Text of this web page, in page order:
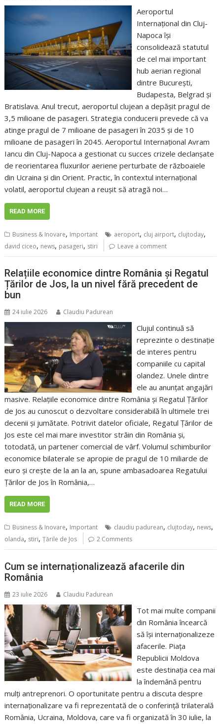
Aeroportul
Internațional din Cluj-
Napoca își
consolidează statutul
de cel mai important
hub aerian regional
dintre București,
Budapesta, Belgrad și
Bratislava. Anul trecut, aeroportul clujean a depășit pragul de
3,5 milioane de pasageri. Strategia conducerii prevede că va
atinge pragul de 7 milioane de pasageri în 2035 și de 10
milioane de pasageri în 2045. Aeroportul Internațional Avram
Iancu din Cluj-Napoca a gestionat cu succes crizele declanșate
de reorientarea fluxurilor aeriene perturbate de războaiele
din Ucraina și din Orient. Practic, în contextul internațional
volatil, aeroportul clujean a reușit să atragă noi…
READ MORE
Business & Inovare, Important aeroport, cluj airport, clujtoday,
david ciceo, news, pasageri, stiri Leave a comment
Relațiile economice dintre România și Regatul
Țărilor de Jos, la un nivel fără precedent de
bun
24 iulie 2026 Claudiu Padurean
Clujul continuă să
reprezinte o destinație
de interes pentru
companiile cu capital
olandez. Unele dintre
ele au anunțat angajări
masive. Relațiile economice dintre România și Regatul Țărilor
de Jos au cunoscut o dezvoltare considerabilă în ultimele trei
decenii și jumătate. Potrivit datelor oficiale, Regatul Țărilor de
Jos este cel mai mare investitor străin din România și,
totodată, un partener comercial de vârf. Volumul schimburilor
economice bilaterale se apropie de pragul de 10 miliarde de
euro și crește de la an la an, spune ambasadoarea Regatului
Țărilor de Jos în România,…
READ MORE
Business & Inovare, Important claudiu padurean, clujtoday, news,
olanda, stiri,Țările de Jos 2 Comments
Cum se internaționalizează afacerile din
România
23 iulie 2026 Claudiu Padurean
Tot mai multe companii
din România încearcă
să își internaționalizeze
afacerile. Piața
Republicii Moldova
este destinația cea mai
la îndemână pentru
mulți antreprenori. O oportunitate pentru a discuta despre
internaționalizare va fi reprezentată de o conferință trilaterală
România, Ucraina, Moldova, care va fi organizată în 30 iulie, la